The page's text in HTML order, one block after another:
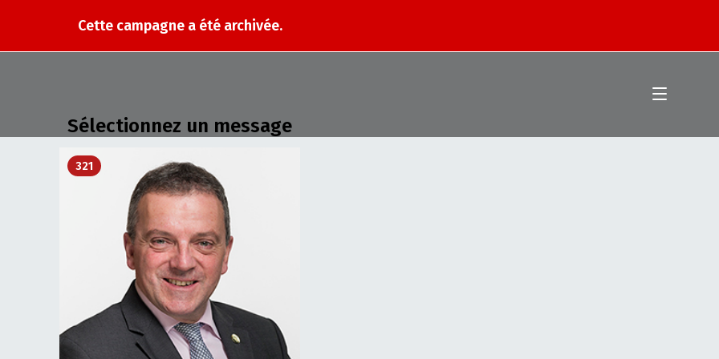
Cette campagne a été archivée.
Sélectionnez un message
321